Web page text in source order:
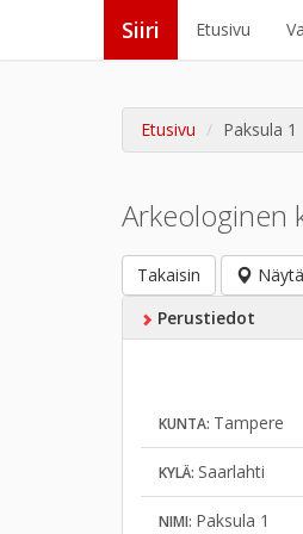
Siiri Etusivu
Etusivu Paksula 1
Arkeologinen
Takaisin
Perustiedot
KUNTA: Tampere
KYLÄ: Saarlahti
NIMI: Paksula 1